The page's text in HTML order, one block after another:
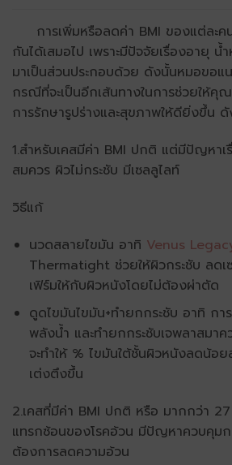
การเพิ่มหรือลดค่า BMI ของแต่ละค
กันได้เสมอไป เพราะมีปัจจัยเรื่องอายุ น้
มาเป็นส่วนประกอบด้วย ดังนั้นหมอขอแน
กรณีที่จะเป็นอีกเส้นทางในการช่วยให้คุณ
การรักษารูปร่างและสุขภาพให้ดียิ่งขึ้น
1.สำหรับเคสมีค่า BMI ปกติ แต่มีปัญหา
สมควร ผิวไม่กระชับ มีเซลลูไลท์
วิธีแก้
นวดสลายไขมัน อาทิ Venus
Thermatight ช่วยให้ผิวกระชับ ลดเ
เฟิร์มให้กับผิวหนังโดยไม่ต้องผ่าตัด
ดูดไขมันไขมัน+ทำยกกระชับ อาทิ กา
พลังน้ำ และทำยกกระชับเจพลาสมาค
จะทำให้ % ไขมันใต้ชั้นผิวหนังลดน้อ
เต่งตึงขึ้น
2.เคสที่มีค่า BMI ปกติ หรือ มากกว่า
แทรกซ้อนของโรคอ้วน มีปัญหาควบคุมก
ต้องการลดความอ้วน